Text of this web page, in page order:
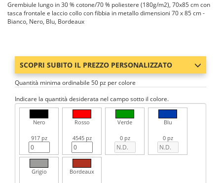
Grembiule lungo in 30 % cotone/70 % poliestere (180g/m2), 70x85 cm con
tasca frontale e laccio collo con fibbia in metallo dimensioni 70 x 85 cm -
Bianco, Nero, Blu, Bordeaux
SCOPRI SUBITO IL PREZZO PERSONALIZZATO
Quantità minima ordinabile 50 pz per colore
Indicare la quantità desiderata nel campo sotto il colore.
Nero
917 pz
Rosso
4545 pz
Verde
0 pz
Blu
0 pz
Grigio Bordeaux